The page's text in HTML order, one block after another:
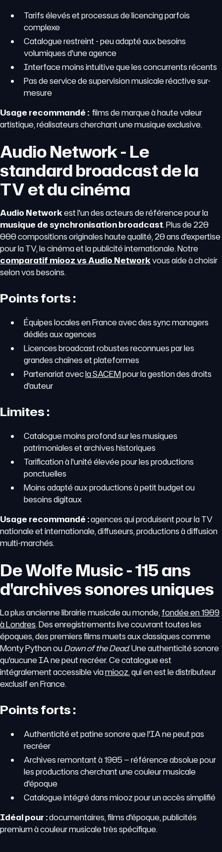
Tarifs élevés et processus de licencing parfois
complexe
Catalogue restreint - peu adapté aux besoins
volumiques d'une agence
Interface moins intuitive que les concurrents récents
Pas de service de supervision musicale réactive sur-
mesure
Usage recommandé : films de marque à haute valeur
artistique, réalisateurs cherchant une musique exclusive.
Audio Network - Le
standard broadcast de la
TV et du cinéma
Audio Networkest l'un des acteurs de référence pour la
musique de synchronisation broadcast. Plus de 220
000 compositions originales haute qualité, 20 ans d'expertise
pour la TV, le cinéma et la publicité internationale. Notre
comparatif miooz vs Audio Networkvous aide à choisir
selon vos besoins.
Points forts :
Équipes locales en France avec des sync managers
dédiés aux agences
Licences broadcast robustes reconnues par les
grandes chaînes et plateformes
Partenariat avecla SACEMpour la gestion des droits
d'auteur
Limites :
Catalogue moins profond sur les musiques
patrimoniales et archives historiques
Tarification à l'unité élevée pour les productions
ponctuelles
Moins adapté aux productions à petit budget ou
besoins digitaux
Usage recommandé :agences qui produisent pour la TV
nationale et internationale, diffuseurs, productions à diffusion
multi-marchés.
De Wolfe Music - 115 ans
d'archives sonores uniques
La plus ancienne librairie musicale au monde,fondée en 1909
à Londres. Des enregistrements live couvrant toutes les
époques, des premiers films muets aux classiques comme
Monty Python ouDawn of the Dead. Une authenticité sonore
qu'aucune IA ne peut recréer. Ce catalogue est
intégralement accessible viamiooz, qui en est le distributeur
exclusif en France.
Points forts :
Authenticité et patine sonore que l'IA ne peut pas
recréer
Archives remontant à 1905 — référence absolue pour
les productions cherchant une couleur musicale
d'époque
Catalogue intégré dans miooz pour un accès simplifié
Idéal pour :documentaires, films d'époque, publicités
premium à couleur musicale très spécifique.